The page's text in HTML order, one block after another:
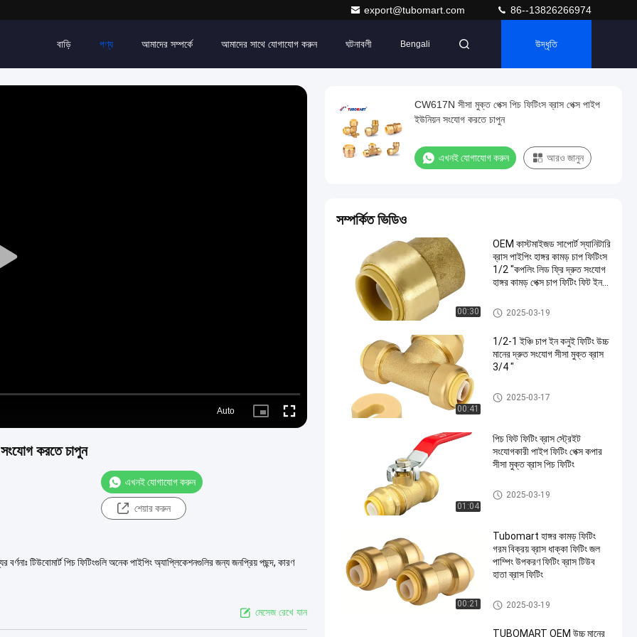
export@tubomart.com 86--13826266974
বাড়ি পণ্য আমাদের সম্পর্কে আমাদের সাথে যোগাযোগ করুন ঘটনাবলী Bengali উদ্ধৃতি
Play
Auto
Picture- Fullscreen
করতে চাপুন
এখনই যোগাযোগ করুন
শেয়ার করুন
টিউবোমার্ট পিচ ফিটিংগুলি অনেক পাইপিং অ্যাপ্লিকেশনগুলির জন্য জনপ্রিয় পছন্দ, কারণ
মেসেজ রেখে যান
CW617N সীসা মুক্ত পেক্স পিচ ফিটিংস ব্রাস পেক্স পাইপ
ইউনিয়ন সংযোগ করতে চাপুন
এখনই যোগাযোগ করুন আরও জানুন
সম্পর্কিত ভিডিও
00:30
OEM কাস্টমাইজড সাপোর্ট স্যানিটারি
ব্রাস পাইপিং হাঙ্গর কামড় চাপ ফিটিংস
1/2 "কপলিং লিড ফ্রি দ্রুত সংযোগ
হাঙ্গর কামড় পেক্স চাপ ফিটিং ফিট ইন
পেক্স পুশ ফিটিং
2025-03-19
00:41
1/2-1 ইঞ্চি চাপ ইন কনুই ফিটিং উচ্চ
মানের দ্রুত সংযোগ সীসা মুক্ত ব্রাস
3/4 "
পেক্স পুশ ফিটিং
2025-03-17
01:04
পিচ ফিট ফিটিং ব্রাস স্ট্রেইট
সংযোগকারী পাইপ ফিটিং পেক্স কপার
সীসা মুক্ত ব্রাস পিচ ফিটিং
পেক্স পুশ ফিটিং
2025-03-19
00:21
Tubomart হাঙ্গর কামড় ফিটিং
গরম বিক্রয় ব্রাস ধাক্কা ফিটিং জল
পাম্পিং উপকরণ ফিটিং ব্রাস টিউব
হাতা ব্রাস ফিটিং
পেক্স পুশ ফিটিং
2025-03-19
TUBOMART OEM উচ্চ মানের